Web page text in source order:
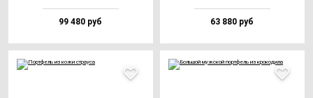
99 480 руб 63 880 руб